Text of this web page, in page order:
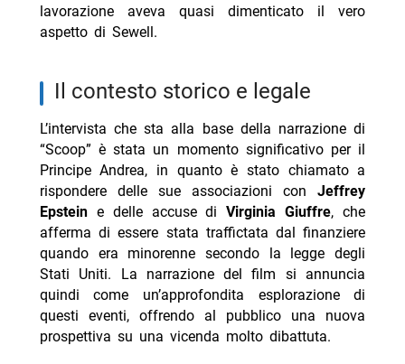
lavorazione aveva quasi dimenticato il vero
aspetto di Sewell.
il contesto storico e legale
L’intervista che sta alla base della narrazione di
“Scoop” è stata un momento significativo per il
Principe Andrea, in quanto è stato chiamato a
rispondere delle sue associazioni conJeffrey
Epsteine delle accuse diVirginia Giuffre, che
afferma di essere stata traffictata dal finanziere
quando era minorenne secondo la legge degli
Stati Uniti. La narrazione del film si annuncia
quindi come un’approfondita esplorazione di
questi eventi, offrendo al pubblico una nuova
prospettiva su una vicenda molto dibattuta.